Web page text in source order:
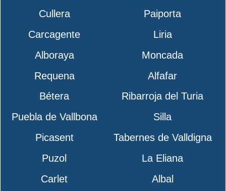
Cullera
Paiporta
Carcagente
Liria
Alboraya
Moncada
Requena
Alfafar
Bétera
Ribarroja del Turia
Puebla de Vallbona
Silla
Picasent
Tabernes de Valldigna
Puzol
La Eliana
Carlet
Albal